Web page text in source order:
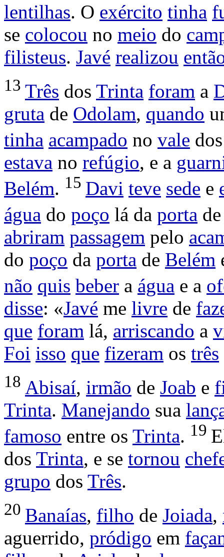
lentilhas. O exército tinha
se colocou no meio do
filisteus. Javé realizou
13 Três dos Trinta foram a
gruta de Odolam, quando
tinha acampado no vale
estava no refúgio, e a
Belém. 15 Davi teve sede e
água do poço lá da porta
abriram passagem pelo
do poço da porta de Belém
não quis beber a água e a
disse: «Javé me livre de
que foram lá, arriscando a
Foi isso que fizeram os três
18 Abisaí, irmão de Joab e
Trinta. Manejando sua
famoso entre os Trinta. 19
dos Trinta, e se tornou
grupo dos Três.
20 Banaías, filho de Joiada,
aguerrido, pródigo em